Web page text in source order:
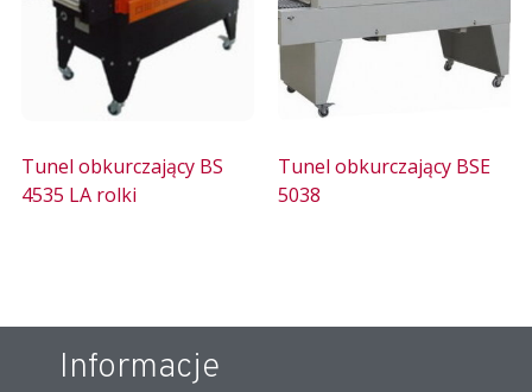
Tunel obkurczający BS
4535 LA rolki
Tunel obkurczający BSE
5038
Informacje